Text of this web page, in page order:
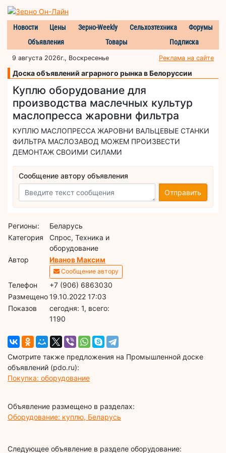
Новости Цены Зерно-Weekly Сельхозтехника
Форумы
Объявления
Товары Подписка
9 августа 2026г., Воскресенье Реклама на сайте
Доска объявлений аграрного рынка в Белоруссии
Куплю оборудование для
производства маслечных культур
маслопресса жаровни фильтра
КУПЛЮ МАСЛОПРЕССА ЖАРОВНИ ВАЛЬЦЕВЫЕ СТАНКИ
ФИЛЬТРА МАСЛОЗАВОД МОЖЕМ ПРОИЗВЕСТИ
ДЕМОНТАЖ СВОИМИ СИЛАМИ
Сообщение автору объявления
Отправить
Регионы:
Беларусь
Категория
Спрос, Техника и
оборудование
Автор
Иванов Максим
Сообщение автору
Телефон
+7 (906) 6863030
Размещено19.10.2022 17:03
Показов
cегодня: 1, всего:
1190
Смотрите также предложения на Промышленной доске
объявлений (pdo.ru):
Покупка: оборудование
Объявление размещено в разделах:
Оборудование: куплю, Беларусь
Следующее объявление в разделе оборудование: